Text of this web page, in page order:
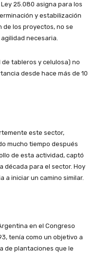
25.080 asigna para los
y estabilización
de los proyectos, no se
necesaria.
tableros y celulosa) no
desde hace más de 10
este sector,
mucho tiempo después
de esta actividad, captó
década para el sector. Hoy
a iniciar un camino similar.
en el Congreso
tenía como un objetivo a
de plantaciones que le